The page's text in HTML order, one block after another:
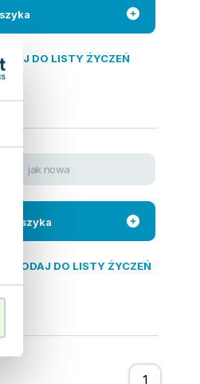
DO LISTY ŻYCZEŃ
jak nowa
koszyka
DODAJ DO LISTY ŻYCZEŃ